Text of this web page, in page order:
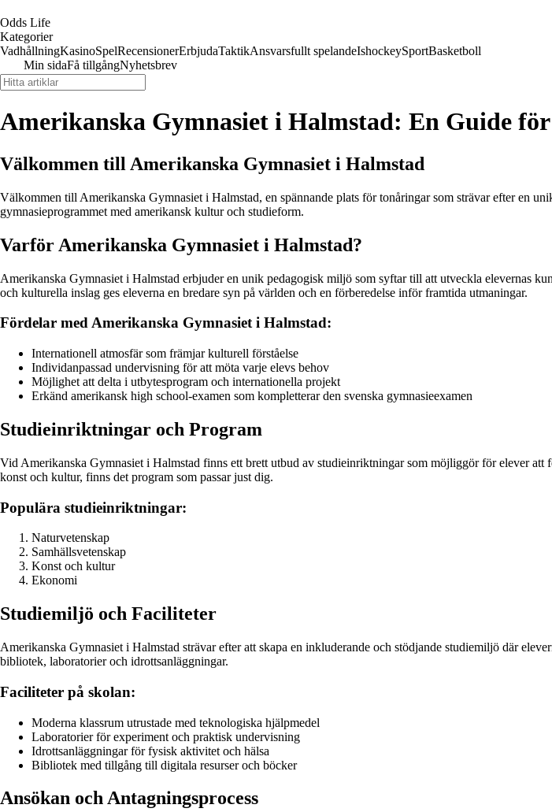
Odds Life
Kategorier
VadhållningKasinoSpelRecensionerErbjudaTaktikAnsvarsfullt spelandeIshockeySportBasketboll
Min sidaFå tillgångNyhetsbrev
Amerikanska Gymnasiet i Halmstad: En Guide
Välkommen till Amerikanska Gymnasiet i Halmstad
Välkommen till Amerikanska Gymnasiet i Halmstad, en spännande plats för tonåringar som strävar efter en
gymnasieprogrammet med amerikansk kultur och studieform.
Varför Amerikanska Gymnasiet i Halmstad?
Amerikanska Gymnasiet i Halmstad erbjuder en unik pedagogisk miljö som syftar till att utveckla elevernas
och kulturella inslag ges eleverna en bredare syn på världen och en förberedelse inför framtida utmaningar.
Fördelar med Amerikanska Gymnasiet i Halmstad:
Internationell atmosfär som främjar kulturell förståelse
Individanpassad undervisning för att möta varje elevs behov
Möjlighet att delta i utbytesprogram och internationella projekt
Erkänd amerikansk high school-examen som kompletterar den svenska gymnasieexamen
Studieinriktningar och Program
Vid Amerikanska Gymnasiet i Halmstad finns ett brett utbud av studieinriktningar som möjliggör för elever att
konst och kultur, finns det program som passar just dig.
Populära studieinriktningar:
Naturvetenskap
Samhällsvetenskap
Konst och kultur
Ekonomi
Studiemiljö och Faciliteter
Amerikanska Gymnasiet i Halmstad strävar efter att skapa en inkluderande och stödjande studiemiljö där
bibliotek, laboratorier och idrottsanläggningar.
Faciliteter på skolan:
Moderna klassrum utrustade med teknologiska hjälpmedel
Laboratorier för experiment och praktisk undervisning
Idrottsanläggningar för fysisk aktivitet och hälsa
Bibliotek med tillgång till digitala resurser och böcker
Ansökan och Antagningsprocess